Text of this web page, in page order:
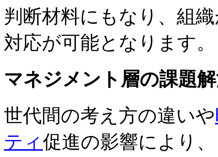
判断材料にもなり、組
対応が可能となります。
マネジメント層の課題
世代間の考え方の違いや
ティ促進の影響により